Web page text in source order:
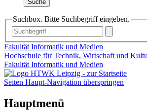
Suche
Suchbox. Bitte Suchbegriff eingeben.
Fakultät Informatik und Medien
Hochschule für Technik, Wirtschaft und
Fakultät Informatik und Medien
Seiten Haupt-Navigation überspringen
Hauptmenü